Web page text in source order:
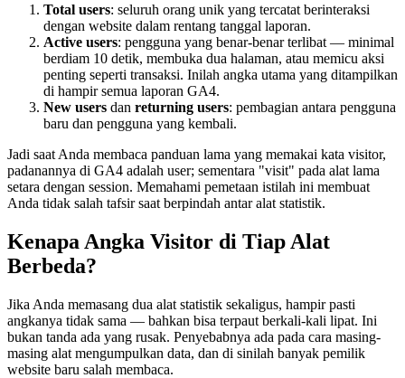
Total users: seluruh orang unik yang tercatat berinteraksi
dengan website dalam rentang tanggal laporan.
Active users: pengguna yang benar-benar terlibat — minimal
berdiam 10 detik, membuka dua halaman, atau memicu aksi
penting seperti transaksi. Inilah angka utama yang ditampilkan
di hampir semua laporan GA4.
New users dan returning users: pembagian antara pengguna
baru dan pengguna yang kembali.
Jadi saat Anda membaca panduan lama yang memakai kata visitor,
padanannya di GA4 adalah user; sementara "visit" pada alat lama
setara dengan session. Memahami pemetaan istilah ini membuat
Anda tidak salah tafsir saat berpindah antar alat statistik.
Kenapa Angka Visitor di Tiap Alat
Berbeda?
Jika Anda memasang dua alat statistik sekaligus, hampir pasti
angkanya tidak sama — bahkan bisa terpaut berkali-kali lipat. Ini
bukan tanda ada yang rusak. Penyebabnya ada pada cara masing-
masing alat mengumpulkan data, dan di sinilah banyak pemilik
website baru salah membaca.